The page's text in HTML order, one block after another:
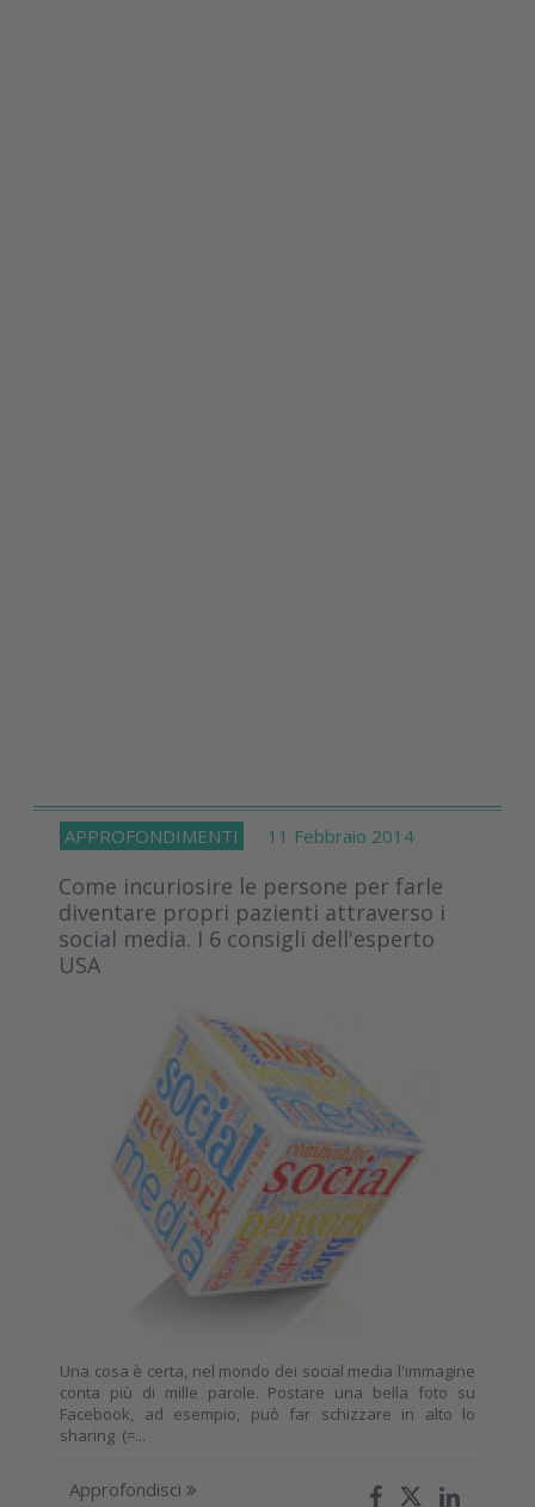
APPROFONDIMENTI 11 Febbraio 2014
Come incuriosire le persone per farle
diventare propri pazienti attraverso i
social media. I 6 consigli dell'esperto
USA
Una cosa è certa, nel mondo dei social media l'immagine
conta più di mille parole. Postare una bella foto su
Facebook, ad esempio, può far schizzare in alto lo
sharing (=...
Approfondisci